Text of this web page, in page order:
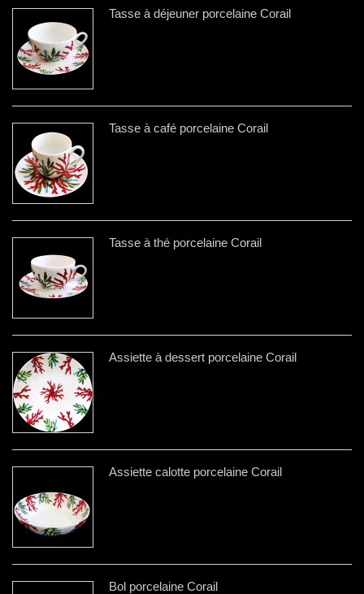
Tasse à déjeuner porcelaine Corail
Tasse à café porcelaine Corail
Tasse à thé porcelaine Corail
Assiette à dessert porcelaine Corail
Assiette calotte porcelaine Corail
Bol porcelaine Corail